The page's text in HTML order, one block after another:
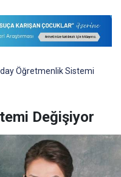
Öğretmenlik Sistemi
Değişiyor